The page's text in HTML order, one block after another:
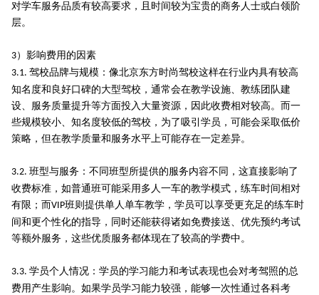
对学车服务品质有较高要求，且时间较为宝贵的商务人士或白领阶
层。
3）影响费用的因素
3.1. 驾校品牌与规模：像北京东方时尚驾校这样在行业内具有较高
知名度和良好口碑的大型驾校，通常会在教学设施、教练团队建
设、服务质量提升等方面投入大量资源，因此收费相对较高。而一
些规模较小、知名度较低的驾校，为了吸引学员，可能会采取低价
策略，但在教学质量和服务水平上可能存在一定差异。
3.2. 班型与服务：不同班型所提供的服务内容不同，这直接影响了
收费标准，如普通班可能采用多人一车的教学模式，练车时间相对
有限；而VIP班则提供单人单车教学，学员可以享受更充足的练车时
间和更个性化的指导，同时还能获得诸如免费接送、优先预约考试
等额外服务，这些优质服务都体现在了较高的学费中。
3.3. 学员个人情况：学员的学习能力和考试表现也会对考驾照的总
费用产生影响。如果学员学习能力较强，能够一次性通过各科考